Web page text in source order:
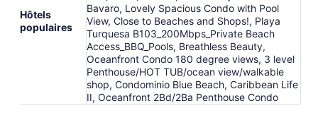
Hôtels
populaires
Bavaro, Lovely Spacious Condo with Pool
View, Close to Beaches and Shops!, Playa
Turquesa B103_200Mbps_Private Beach
Access_BBQ_Pools, Breathless Beauty,
Oceanfront Condo 180 degree views, 3 level
Penthouse/HOT TUB/ocean view/walkable
shop, Condominio Blue Beach, Caribbean Life
II, Oceanfront 2Bd/2Ba Penthouse Condo